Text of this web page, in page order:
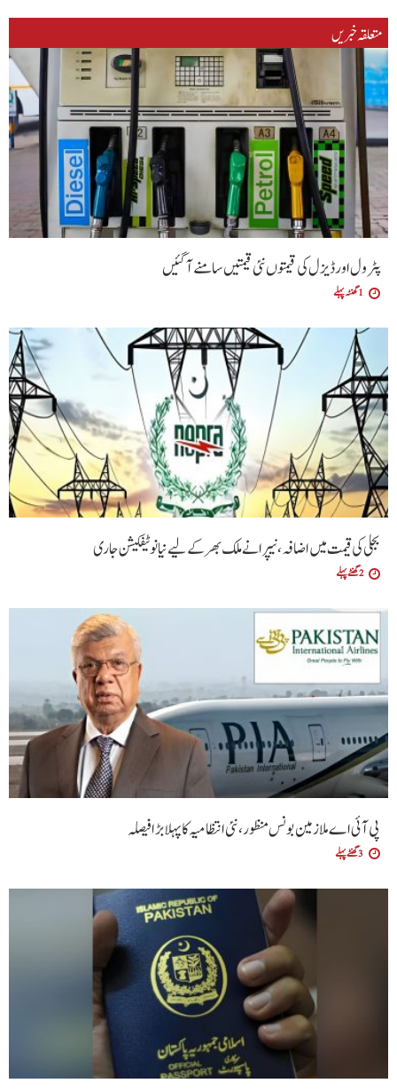
متعلقہ خبریں
پٹرول اور ڈیزل کی قیمتوں نئی قیمتیں سامنے آگئیں
1 گھنٹہ پہلے
بجلی کی قیمت میں اضافہ، نیپرا نے ملک بھر کے لیے نیا نوٹیفکیشن جاری
2 گھنٹے پہلے
پی آئی اے ملازمین بونس منظور، نئی انتظامیہ کا پہلا بڑا فیصلہ
3 گھنٹے پہلے